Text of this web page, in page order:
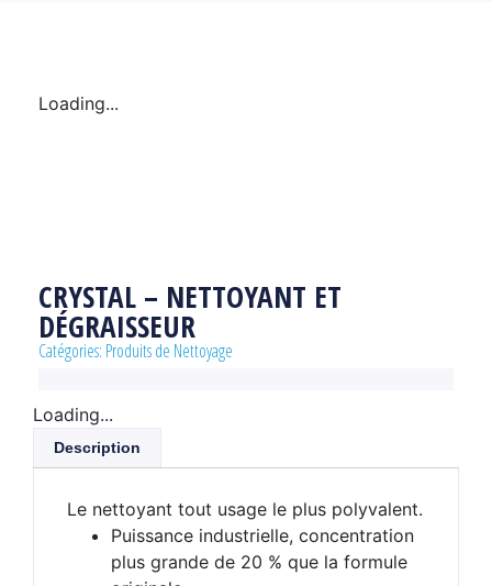
Loading...
CRYSTAL – NETTOYANT ET
DÉGRAISSEUR
Catégories: Produits de Nettoyage
Loading...
Description
Le nettoyant tout usage le plus polyvalent.
Puissance industrielle, concentration
plus grande de 20 % que la formule